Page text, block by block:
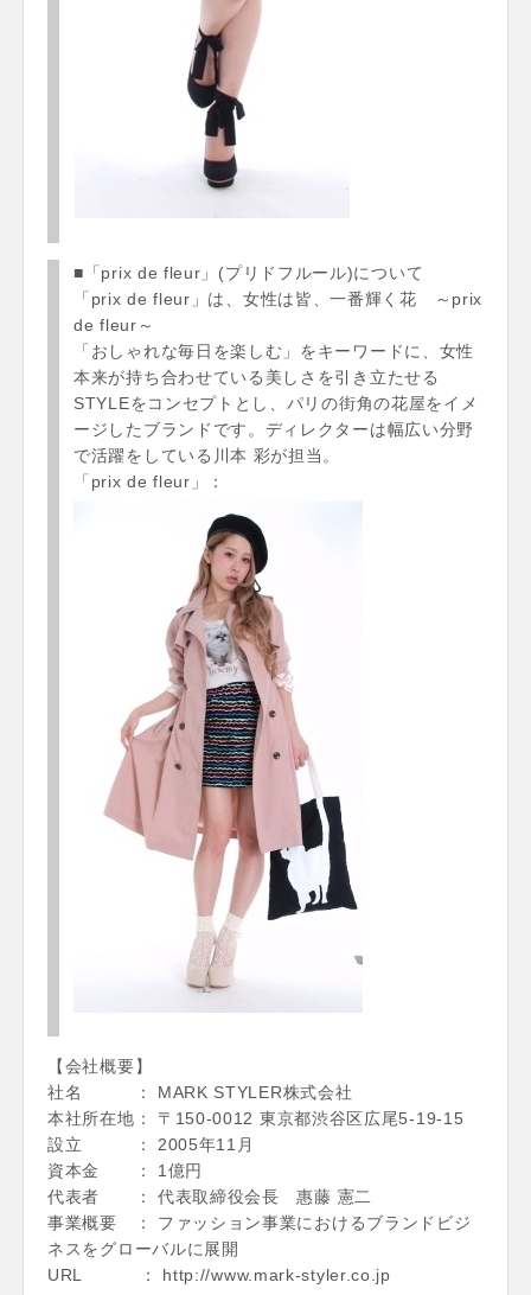
■「prix de fleur」(プリドフルール)について
「prix de fleur」は、女性は皆、一番輝く花 ～prix
de fleur～
「おしゃれな毎日を楽しむ」をキーワードに、女性
本来が持ち合わせている美しさを引き立たせる
STYLEをコンセプトとし、パリの街角の花屋をイメ
ージしたブランドです。ディレクターは幅広い分野
で活躍をしている川本 彩が担当。
「prix de fleur」：
【会社概要】
社名 ： MARK STYLER株式会社
本社所在地： 〒150-0012 東京都渋谷区広尾5-19-15
設立 ： 2005年11月
資本金 ： 1億円
代表者 ： 代表取締役会長 惠藤 憲二
事業概要 ： ファッション事業におけるブランドビジ
ネスをグローバルに展開
URL ： http://www.mark-styler.co.jp